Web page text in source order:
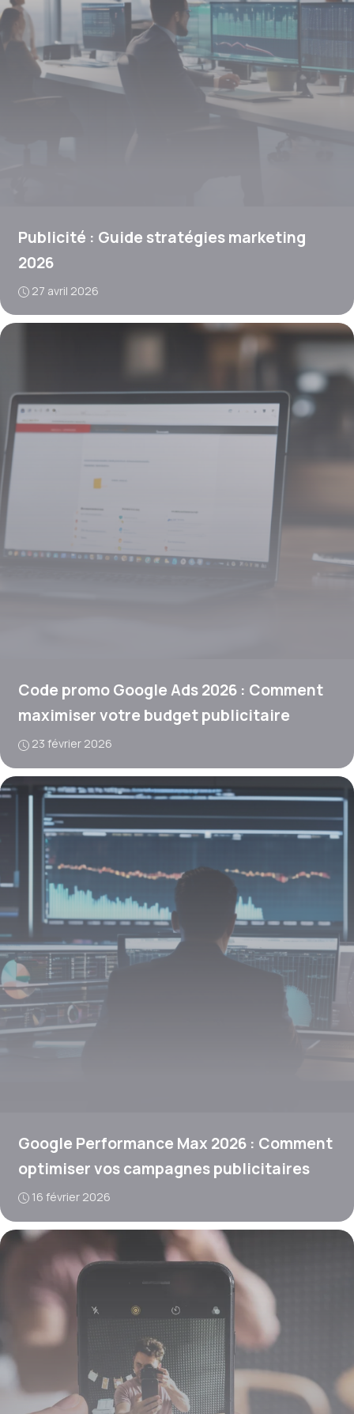
Publicité : Guide stratégies marketing
2026
27 avril 2026
Code promo Google Ads 2026 : Comment
maximiser votre budget publicitaire
23 février 2026
Google Performance Max 2026 : Comment
optimiser vos campagnes publicitaires
16 février 2026